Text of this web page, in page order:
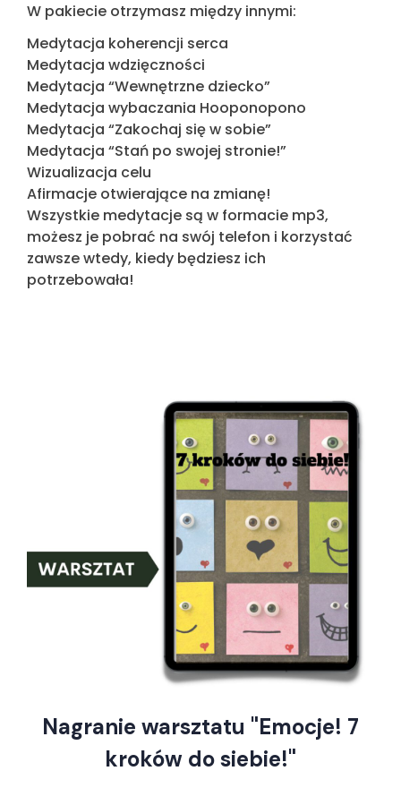
W pakiecie otrzymasz między innymi:
Medytacja koherencji serca
Medytacja wdzięczności
Medytacja “Wewnętrzne dziecko”
Medytacja wybaczania Hooponopono
Medytacja “Zakochaj się w sobie”
Medytacja “Stań po swojej stronie!”
Wizualizacja celu
Afirmacje otwierające na zmianę!
Wszystkie medytacje są w formacie mp3,
możesz je pobrać na swój telefon i korzystać
zawsze wtedy, kiedy będziesz ich
potrzebowała!
Nagranie warsztatu "Emocje! 7
kroków do siebie!"